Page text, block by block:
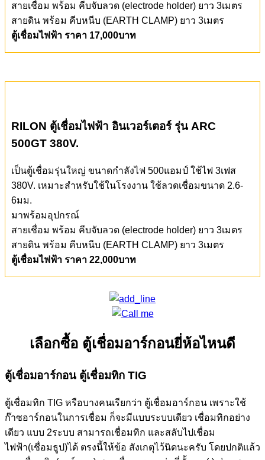
สายเชื่อม พร้อม คีบจับลวด (electrode holder) ยาว 3เมตร
สายดิน พร้อม คีบหนีบ (EARTH CLAMP) ยาว 3เมตร
ตู้เชื่อมไฟฟ้า ราคา 17,000บาท
RILON ตู้เชื่อมไฟฟ้า อินเวอร์เตอร์ รุ่น ARC
500GT 380V.
เป็นตู้เชื่อมรุ่นใหญ่ ขนาดกำลังไฟ 500แอมป์ ใช้ไฟ 3เฟส
380V. เหมาะสำหรับใช้ในโรงงาน ใช้ลวดเชื่อมขนาด 2.6-
6มม.
มาพร้อมอุปกรณ์
สายเชื่อม พร้อม คีบจับลวด (electrode holder) ยาว 3เมตร
สายดิน พร้อม คีบหนีบ (EARTH CLAMP) ยาว 3เมตร
ตู้เชื่อมไฟฟ้า ราคา 22,000บาท
เลือกซื้อ ตู้เชื่อมอาร์กอนยี่ห้อไหนดี
ตู้เชื่อมอาร์กอน ตู้เชื่อมทิก TIG
ตู้เชื่อมทิก TIG หรือบางคนเรียกว่า ตู้เชื่อมอาร์กอน เพราะใช้
ก๊าซอาร์กอนในการเชื่อม ก็จะมีแบบระบบเดียว เชื่อมทิกอย่าง
เดียว แบบ 2ระบบ สามารถเชื่อมทิก และสลับไปเชื่อม
ไฟฟ้า(เชื่อมธูป)ได้ ตรงนี้ให้ข้อ สังเกตุไว้นิดนะครับ โดยปกติแล้ว